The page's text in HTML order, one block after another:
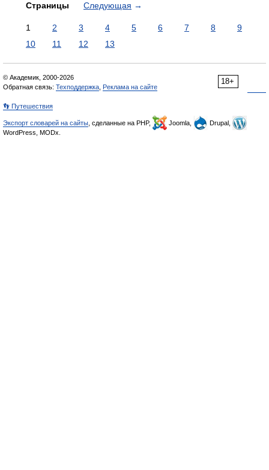
Страницы Следующая →
1 2 3 4 5 6 7 8
9
10
11 12 13
18+
© Академик, 2000-2026
Обратная связь: Техподдержка Реклама на сайте
👣 Путешествия
Экспорт словарей на сайты , сделанные на PHP, Joomla,
Drupal,
WordPress, MODx.